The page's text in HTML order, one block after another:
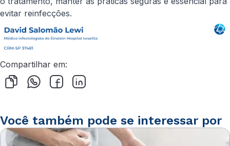
evitar reinfecções.
Compartilhar em:
Você também pode se interessar por